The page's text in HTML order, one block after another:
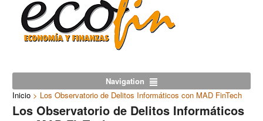
Navigation
Inicio > Los Observatorio de Delitos Informáticos con MAD FinTech
Los Observatorio de Delitos Informáticos